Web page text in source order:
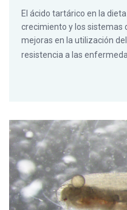
El ácido tartárico en la
crecimiento y los sistemas
mejoras en la utilización
resistencia a las